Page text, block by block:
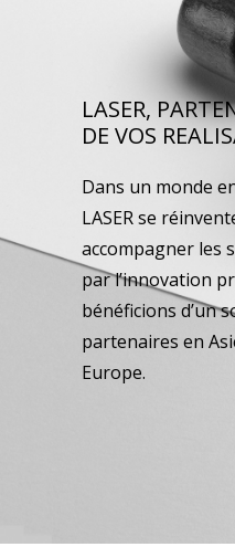
LASER,
DE VOS
Dans un monde
LASER se
accompagner les
par l’innovation
bénéficions d’un
partenaires en
Europe.